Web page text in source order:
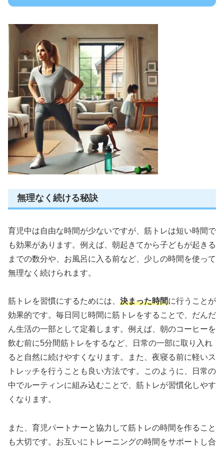
無理なく続ける秘訣
育児中は自由な時間が少ないですが、筋トレは短い時間で
も効果があります。例えば、朝起きてから子どもが起きる
までの数分や、お風呂に入る前など、少しの時間を使って
無理なく続けられます。
筋トレを習慣にするためには、 決まった時間に行うことが
効果的です。毎日同じ時間に筋トレをすることで、だんだ
ん生活の一部として定着します。例えば、朝のコーヒーを
飲む前に5分間筋トレをするなど、日常の一部に取り入れ
ると自然に続けやすくなります。また、夜寝る前に軽いス
トレッチを行うことも良い方法です。このように、日常の
中でルーティンに組み込むことで、筋トレが習慣化しやす
くなります。
また、育児パートナーと協力して筋トレの時間を作ること
も大切です。お互いにトレーニングの時間をサポートし合